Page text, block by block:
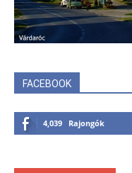
FACEBOOK
4,039 Rajongók